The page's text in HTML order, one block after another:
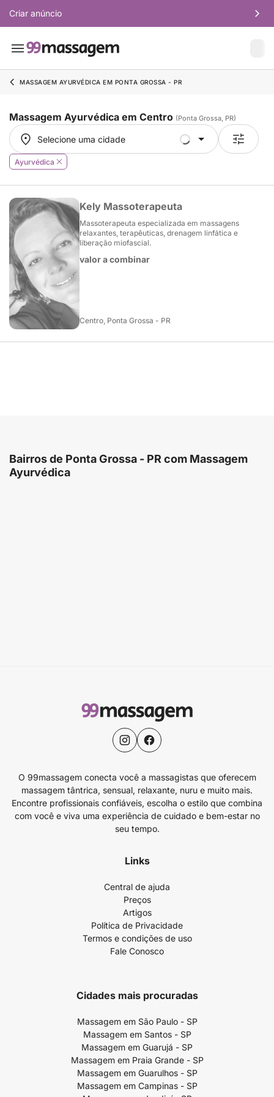
Criar anúncio
MASSAGEM AYURVÉDICA EM PONTA GROSSA - PR
Massagem Ayurvédica em Centro (Ponta Grossa, PR)
Selecione uma cidade
Selecione uma cidade
Ayurvédica
Kely Massoterapeuta
Massoterapeuta especializada em massagens
relaxantes, terapêuticas, drenagem linfática e
liberação miofascial.
valor a combinar
Centro, Ponta Grossa - PR
Bairros de Ponta Grossa - PR com Massagem
Ayurvédica
O 99massagem conecta você a massagistas que oferecem
massagem tântrica, sensual, relaxante, nuru e muito mais.
Encontre profissionais confiáveis, escolha o estilo que combina
com você e viva uma experiência de cuidado e bem-estar no
seu tempo.
Links
Central de ajuda
Preços
Artigos
Política de Privacidade
Termos e condições de uso
Fale Conosco
Cidades mais procuradas
Massagem em São Paulo - SP
Massagem em Santos - SP
Massagem em Guarujá - SP
Massagem em Praia Grande - SP
Massagem em Guarulhos - SP
Massagem em Campinas - SP